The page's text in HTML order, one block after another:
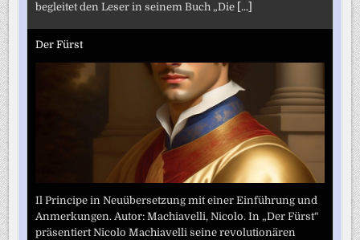
begleitet den Leser in seinem Buch „Die [...]
Der Fürst
Il Principe in Neuübersetzung mit einer Einführung und
Anmerkungen. Autor: Machiavelli, Nicolo. In „Der Fürst“
präsentiert Nicolo Machiavelli seine revolutionären